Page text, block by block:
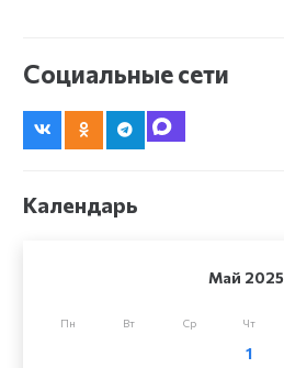
Социальные сети
Календарь
Май 2025
Пн Вт Ср Чт
1